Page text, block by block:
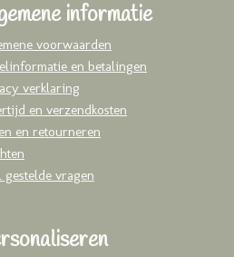
informatie
voorwaarden
en betalingen
verklaring
en verzendkosten
en retourneren
gestelde vragen